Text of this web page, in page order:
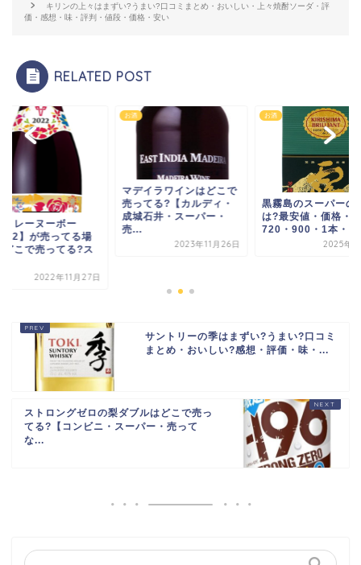
キリンの上々はまずい?うまい?口コミまとめ・おいしい・上々焼酎ソーダ・評
価・感想・味・評判・値段・価格・安い
RELATED POST
ョレーヌーボー
】が売ってる場
どこで売ってる?ス
2022年11月27日
お酒
マデイラワインはどこで
売ってる?【カルディ・
成城石井・スーパー・
売...
2023年11月26日
お酒
黒霧島のスーパーの
は?最安値・価格・
720・900・1本・市
2025年4
サントリーの季はまずい?うまい?口コミ
まとめ・おいしい?感想・評価・味・...
ストロングゼロの梨ダブルはどこで売っ
てる?【コンビニ・スーパー・売って
な...